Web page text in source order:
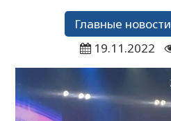
Главные новости
19.11.2022